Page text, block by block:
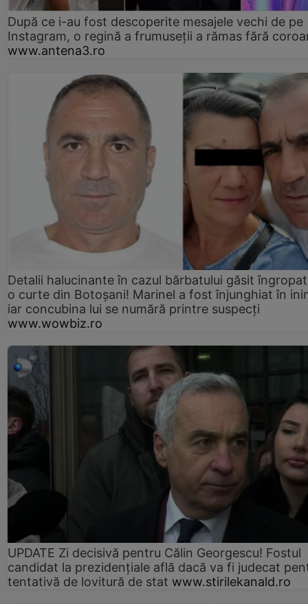
După ce i-au fost descoperite mesajele vechi de pe
Instagram, o regină a frumuseții a rămas fără
www.antena3.ro
Detalii halucinante în cazul bărbatului găsit
o curte din Botoșani! Marinel a fost înjunghiat în
iar concubina lui se numără printre suspecți
www.wowbiz.ro
UPDATE Zi decisivă pentru Călin Georgescu! Fostul
candidat la prezidențiale află dacă va fi judecat
tentativă de lovitură de stat www.stirilekanald.ro